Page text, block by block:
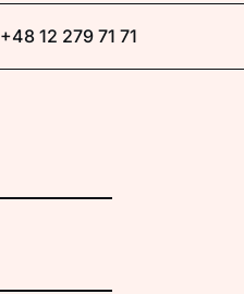
+48 12 279 71 71